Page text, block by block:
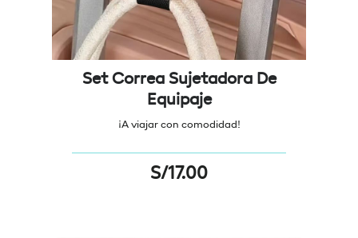
Set Correa Sujetadora De
Equipaje
¡A viajar con comodidad!
S/17.00